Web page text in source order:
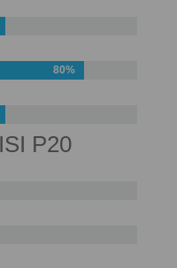
80%
P20